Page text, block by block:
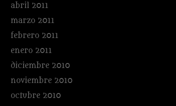
abril 2011
marzo 2011
febrero 2011
enero 2011
diciembre 2010
noviembre 2010
octubre 2010